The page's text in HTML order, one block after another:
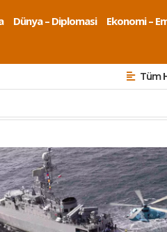
Dünya – Diplomasi Ekonomi –
Tüm